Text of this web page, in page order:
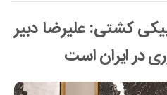
کشتی: علیرضا دبیر
در ایران است